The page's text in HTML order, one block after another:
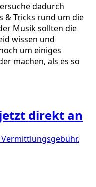
dadurch
& Tricks rund um die
Musik sollten die
wissen und
um einiges
machen, als es so
direkt an